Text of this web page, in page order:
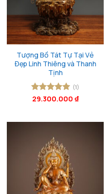
Tượng Bồ Tát Tự Tại Vẻ
Đẹp Linh Thiêng và Thanh
Tịnh
Được xếp
(1)
29.300.000 ₫